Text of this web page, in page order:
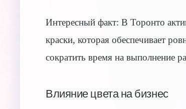
Интересный факт: В Торонто
краски, которая обеспечивает
сократить время на выполнение
Влияние цвета на бизнес